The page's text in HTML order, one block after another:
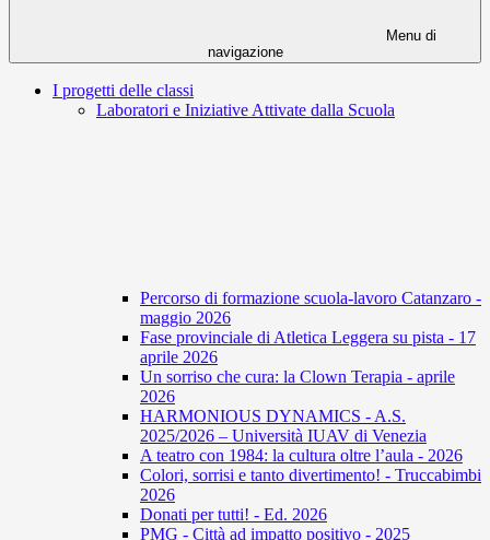
Menu di
navigazione
I progetti delle classi
Laboratori e Iniziative Attivate dalla Scuola
Percorso di formazione scuola-lavoro Catanzaro -
maggio 2026
Fase provinciale di Atletica Leggera su pista - 17
aprile 2026
Un sorriso che cura: la Clown Terapia - aprile
2026
HARMONIOUS DYNAMICS - A.S.
2025/2026 – Università IUAV di Venezia
A teatro con 1984: la cultura oltre l’aula - 2026
Colori, sorrisi e tanto divertimento! - Truccabimbi
2026
Donati per tutti! - Ed. 2026
PMG - Città ad impatto positivo - 2025